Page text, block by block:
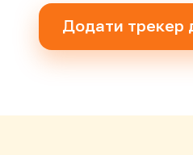
Додати трекер